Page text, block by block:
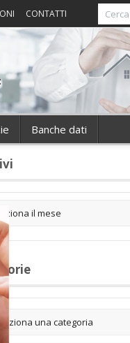
CONTATTI
Banche dati